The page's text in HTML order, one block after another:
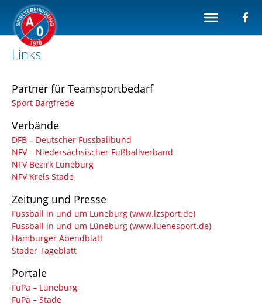
Links
Partner für Teamsportbedarf
Sport Bargfrede
Verbände
DFB – Deutscher Fussballbund
NFV – Niedersächsischer Fußballverband
NFV Bezirk Lüneburg
NFV Kreis Stade
Zeitung und Presse
Fussball in und um Lüneburg (www.lzsport.de)
Fussball in und um Lüneburg (www.luenesport.de)
Hamburger Abendblatt
Stader Tageblatt
Portale
FuPa – Lüneburg
FuPa – Stade